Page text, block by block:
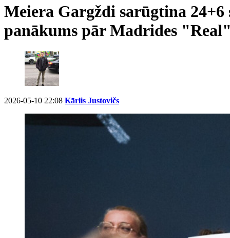
Meiera Gargždi sarūgtina
panākums pār Madrides "Real"
2026-05-10 22:08 Kārlis Justovičs